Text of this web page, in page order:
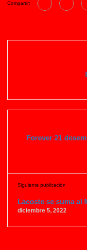
Compartir:
Forever 21
Siguiente publicación
Lacoste se suma al
diciembre 5, 2022